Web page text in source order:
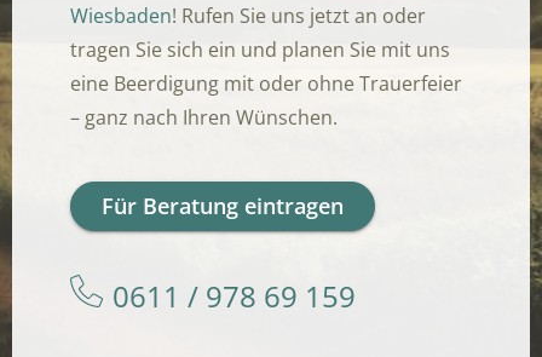
Wiesbaden! Rufen Sie uns jetzt an oder
tragen Sie sich ein und planen Sie mit uns
eine Beerdigung mit oder ohne Trauerfeier
– ganz nach Ihren Wünschen.
Für Beratung eintragen
0611 / 978 69 159